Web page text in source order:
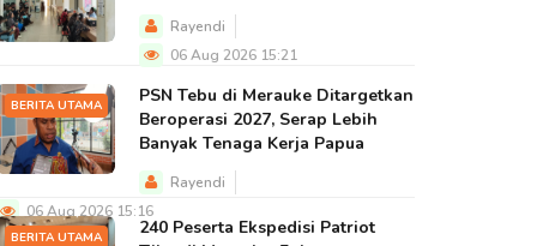
Rayendi
06 Aug 2026 15:21
BERITA UTAMA
PSN Tebu di Merauke Ditargetkan
Beroperasi 2027, Serap Lebih
Banyak Tenaga Kerja Papua
Rayendi
06 Aug 2026 15:16
BERITA UTAMA
240 Peserta Ekspedisi Patriot